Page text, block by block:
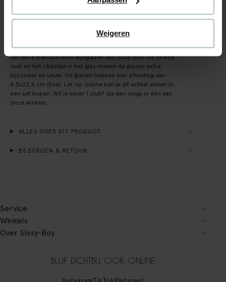
Weigeren
REVIEWS (1)
Set van 6 transparante wijnglazen van Sissy-Boy. De oranje
voet en het ribbeltje in het glas maken de glazen extra
bijzonder en uniek. De glazen hebben een afmeting van
8,5x22,5 cm (hxd). Let op: online kan je dit artikel alleen in
een set kopen. Wil je liever 1 stuk? Ga dan langs in één van
onze winkels.
ALLES OVER DIT PRODUCT
BEZORGEN & RETOUR
Service
Winkels
Over Sissy-Boy
BLIJF DICHTBIJ, OOK ONLINE